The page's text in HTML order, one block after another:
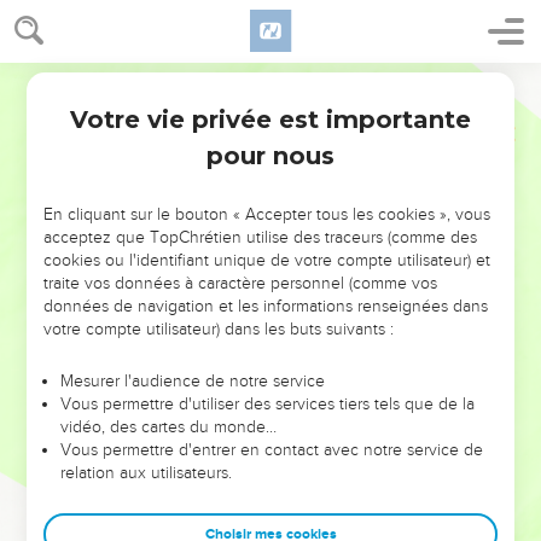
NE MANQUEZ PAS L’ÉVÉNEMENT
DE L’ANNÉE !
ET SI LEURS ERREURS POUVAIENT VOUS ÉVITER LES
VOTRES ?
leur foi ou leur vision. Mais on voit moins les doutes, les erreurs
et les saisons difficiles qu'ils ont traversés, alors même que ce
sont elles qui les ont façonnés.
Dans cette conférence, leaders, entrepreneurs, et responsables
clés pour avancer avec plus de sagesse afin que leurs erreurs
Votre vie privée est importante
pour nous
En cliquant sur le bouton « Accepter tous les cookies », vous
acceptez que TopChrétien utilise des traceurs (comme des
cookies ou l'identifiant unique de votre compte utilisateur) et
traite vos données à caractère personnel (comme vos
données de navigation et les informations renseignées dans
votre compte utilisateur) dans les buts suivants :
Mesurer l'audience de notre service
Vous permettre d'utiliser des services tiers tels que de la
vidéo, des cartes du monde…
Vous permettre d'entrer en contact avec notre service de
relation aux utilisateurs.
Choisir mes cookies